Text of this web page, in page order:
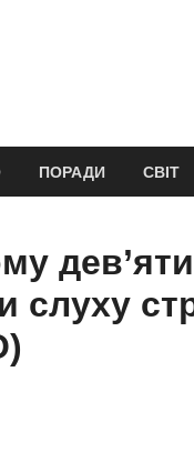
ПОРАДИ СВІТ
слуху